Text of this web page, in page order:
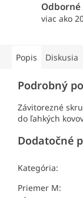
viac ako
Popis Diskusia
Podrobný
Závitorezné
do ľahkých
Dodatočné
Kategória:
Priemer M: